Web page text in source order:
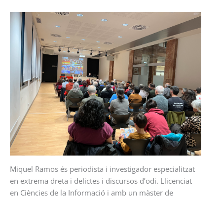
Miquel Ramos és periodista i investigador especialitzat
en extrema dreta i delictes i discursos d’odi. Llicenciat
en Ciències de la Informació i amb un màster de